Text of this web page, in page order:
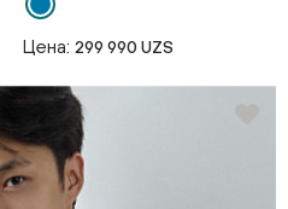
Цена: 299 990 UZS